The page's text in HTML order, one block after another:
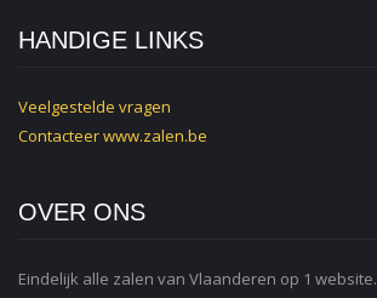
HANDIGE LINKS
Veelgestelde vragen
Contacteerwww.zalen.be
OVER ONS
Eindelijk alle zalen van Vlaanderen op 1 website.